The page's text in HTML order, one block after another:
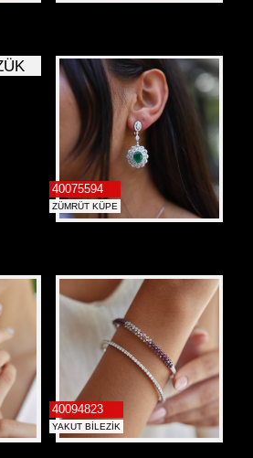
40075594
ZÜMRÜT KÜPE
40094823
YAKUT BİLEZİK